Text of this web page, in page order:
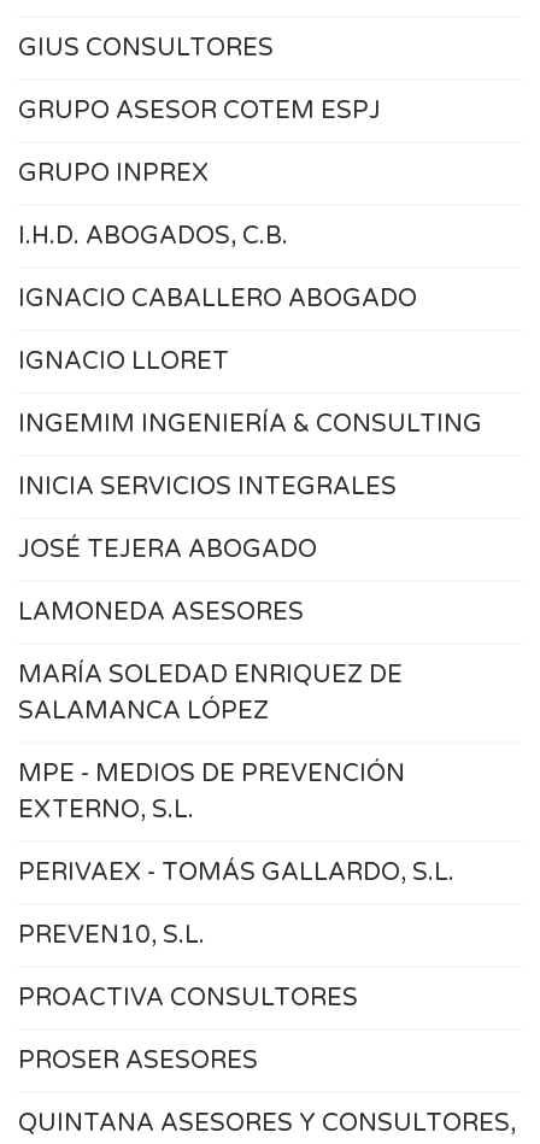
GIUS CONSULTORES
GRUPO ASESOR COTEM ESPJ
GRUPO INPREX
I.H.D. ABOGADOS, C.B.
IGNACIO CABALLERO ABOGADO
IGNACIO LLORET
INGEMIM INGENIERÍA & CONSULTING
INICIA SERVICIOS INTEGRALES
JOSÉ TEJERA ABOGADO
LAMONEDA ASESORES
MARÍA SOLEDAD ENRIQUEZ DE
SALAMANCA LÓPEZ
MPE - MEDIOS DE PREVENCIÓN
EXTERNO, S.L.
PERIVAEX - TOMÁS GALLARDO, S.L.
PREVEN10, S.L.
PROACTIVA CONSULTORES
PROSER ASESORES
QUINTANA ASESORES Y CONSULTORES,